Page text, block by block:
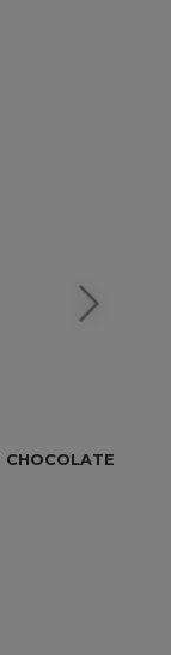
CHOCOLATE